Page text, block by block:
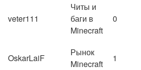
veter111
Читы и
баги в
Minecraft
0
OskarLaiF
Рынок
Minecraft
1